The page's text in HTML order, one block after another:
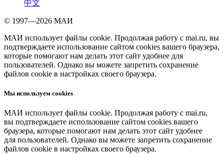
中文
© 1997—2026 МАИ
МАИ использует файлы cookie. Продолжая работу с mai.ru, вы
подтверждаете использование сайтом cookies вашего браузера,
которые помогают нам делать этот сайт удобнее для
пользователей. Однако вы можете запретить сохранение
файлов cookie в настройках своего браузера.
Мы используем cookies
МАИ использует файлы cookie. Продолжая работу с mai.ru,
вы подтверждаете использование сайтом cookies вашего
браузера, которые помогают нам делать этот сайт удобнее
для пользователей. Однако вы можете запретить сохранение
файлов cookie в настройках своего браузера.